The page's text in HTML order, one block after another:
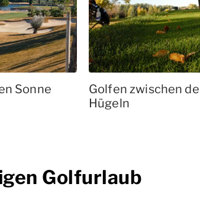
Sonne
Golfen zwischen
Hügeln
Golfurlaub